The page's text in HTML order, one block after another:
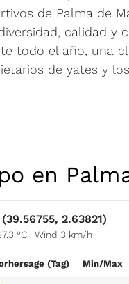
de Palma de
calidad y
todo el año, una
de yates y
en
2.63821)
°C · Wind 3 km/h
(Tag) Min/Max